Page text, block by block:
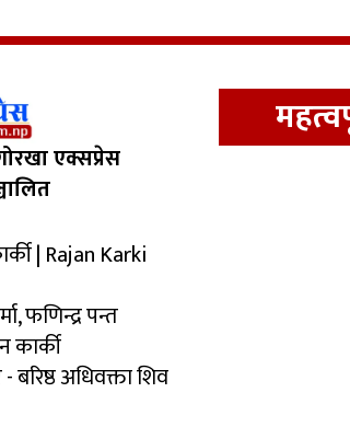
एक्सप्रेस
| Rajan Karki
फणिन्द्र पन्त
कार्की
अधिवक्ता शिव